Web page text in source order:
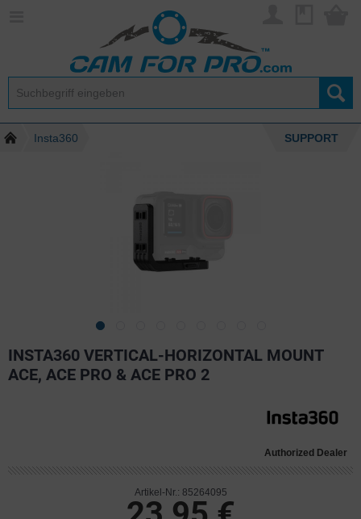
Insta360 SUPPORT
INSTA360 VERTICAL-HORIZONTAL MOUNT
ACE, ACE PRO & ACE PRO 2
Authorized Dealer
Artikel-Nr.: 85264095